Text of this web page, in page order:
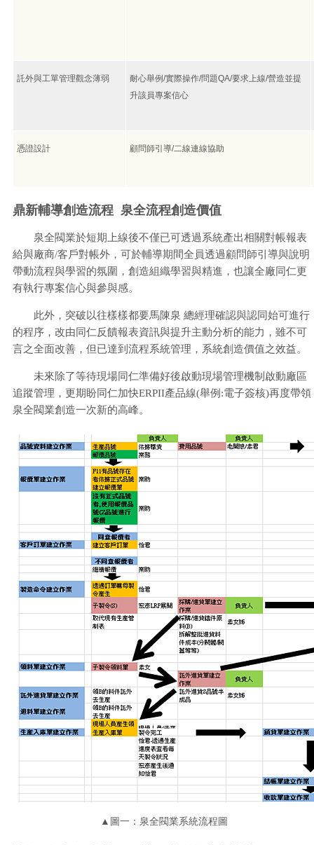
託外與工單管理觀念薄弱
耐心舉例/實際操作/問題QA/要求上線/營造並提
升該員專案信心
憑證設計 顧問師引導/二線連線協助
鼎新輔導創造流程 泉全流程創造價值
泉全閥業於短期上線後不僅已可透過系統產出相關對帳報表
給與廠商/客戶對帳外，可於輔導期間全員透過顧問師引導與說明
帶動流程與學習的氛圍，創造組織學習與精進，也讓全廠同仁更
有執行專案信心與參與感。
此外，突破以往樣樣都要馬陳泉 總經理確認與認同始可進行
的程序，改由同仁反饋報表資訊與提升主動分析的能力，雖不可
言之全面改善，但已達到流程系統管理，系統創造價值之效益。
未來除了等待現場同仁準備好後啟動現場管理機制啟動廠區
追蹤管理，更期盼同仁加快ERPII產品線(舉例:電子簽核)再度帶領
泉全閥業創造一次新的高峰。
▲圖一：泉全閥業系統流程圖